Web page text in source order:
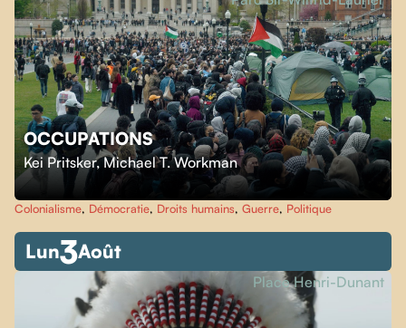
OCCUPATIONS
Kei Pritsker,Michael T. Workman
Colonialisme, Démocratie, Droits humains, Guerre, Politique
Lun3Août
Place Henri-Dunant